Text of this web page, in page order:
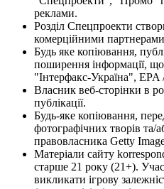
реклами.
Розділ Спецпроекти
комерційними
Будь яке копіювання,
поширення інформації,
"Інтерфакс-Україна", EPA
Власник веб-сторінки в
публікації.
Будь-яке копіювання,
фотографічних творів та/
правовласника Getty
Матеріали сайту
старше 21 року (21+).
викликати ігрову